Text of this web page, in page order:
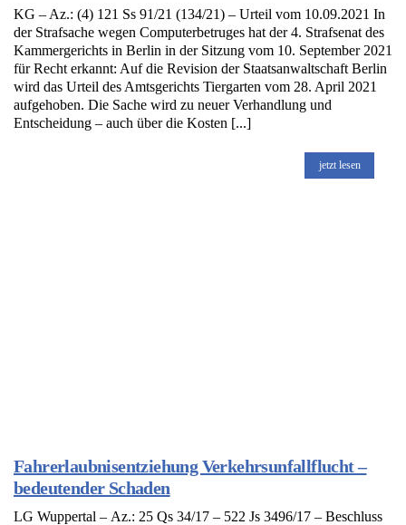
KG – Az.: (4) 121 Ss 91/21 (134/21) – Urteil vom 10.09.2021 In
der Strafsache wegen Computerbetruges hat der 4. Strafsenat des
Kammergerichts in Berlin in der Sitzung vom 10. September 2021
für Recht erkannt: Auf die Revision der Staatsanwaltschaft Berlin
wird das Urteil des Amtsgerichts Tiergarten vom 28. April 2021
aufgehoben. Die Sache wird zu neuer Verhandlung und
Entscheidung – auch über die Kosten [...]
jetzt lesen
Fahrerlaubnisentziehung Verkehrsunfallflucht –
bedeutender Schaden
LG Wuppertal – Az.: 25 Qs 34/17 – 522 Js 3496/17 – Beschluss